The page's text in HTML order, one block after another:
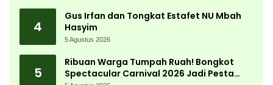
4
Gus Irfan dan Tongkat Estafet NU Mbah
Hasyim
5 Agustus 2026
5
Ribuan Warga Tumpah Ruah! Bongkot
Spectacular Carnival 2026 Jadi Pesta